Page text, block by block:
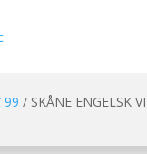
99 / SKÅNE ENGELSK